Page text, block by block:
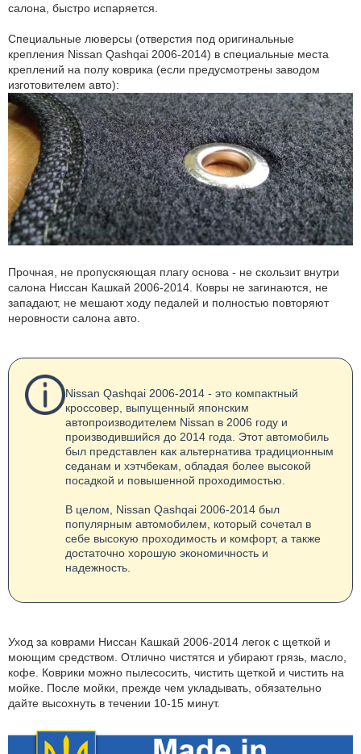
салона, быстро испаряется.
Специальные люверсы (отверстия под оригинальные
крепления Nissan Qashqai 2006-2014) в специальные места
креплений на полу коврика (если предусмотрены заводом
изготовителем авто):
Прочная, не пропускяющая плагу основа - не скользит внутри
салона Ниссан Кашкай 2006-2014. Ковры не загинаются, не
западают, не мешают ходу педалей и полностью повторяют
неровности салона авто.
Nissan Qashqai 2006-2014 - это компактный
кроссовер, выпущенный японским
автопроизводителем Nissan в 2006 году и
производившийся до 2014 года. Этот автомобиль
был представлен как альтернатива традиционным
седанам и хэтчбекам, обладая более высокой
посадкой и повышенной проходимостью.
В целом, Nissan Qashqai 2006-2014 был
популярным автомобилем, который сочетал в
себе высокую проходимость и комфорт, а также
достаточно хорошую экономичность и
надежность.
Уход за коврами Ниссан Кашкай 2006-2014 легок с щеткой и
моющим средством. Отлично чистятся и убирают грязь, масло,
кофе. Коврики можно пылесосить, чистить щеткой и чистить на
мойке. После мойки, прежде чем укладывать, обязательно
дайте высохнуть в течении 10-15 минут.